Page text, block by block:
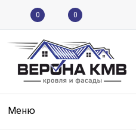
0 0
Меню